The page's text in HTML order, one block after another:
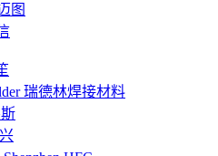
图
瑞德林焊接材料